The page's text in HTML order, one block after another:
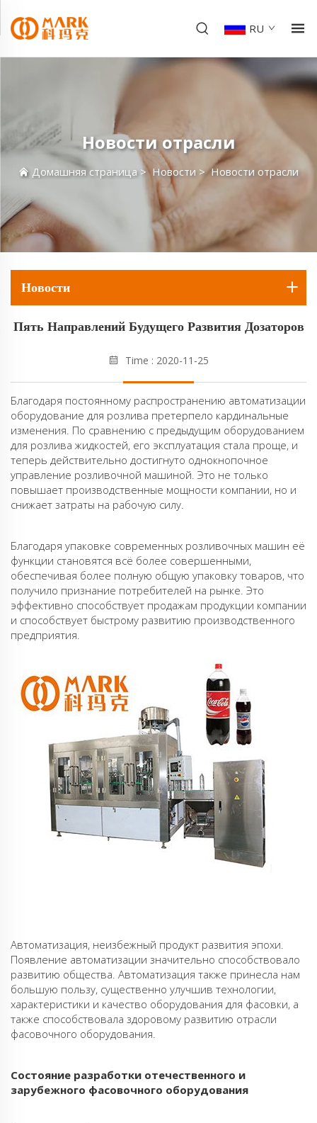
RU
Новости отрасли
Домашняя страница> Новости>Новости отрасли
Новости
Пять Направлений Будущего Развития Дозаторов
Time : 2020-11-25
Благодаря постоянному распространению автоматизации
оборудование для розлива претерпело кардинальные
изменения. По сравнению с предыдущим оборудованием
для розлива жидкостей, его эксплуатация стала проще, и
теперь действительно достигнуто однокнопочное
управление розливочной машиной. Это не только
повышает производственные мощности компании, но и
снижает затраты на рабочую силу.
Благодаря упаковке современных розливочных машин её
функции становятся всё более совершенными,
обеспечивая более полную общую упаковку товаров, что
получило признание потребителей на рынке. Это
эффективно способствует продажам продукции компании
и способствует быстрому развитию производственного
предприятия.
Автоматизация, неизбежный продукт развития эпохи.
Появление автоматизации значительно способствовало
развитию общества. Автоматизация также принесла нам
большую пользу, существенно улучшив технологии,
характеристики и качество оборудования для фасовки, а
также способствовала здоровому развитию отрасли
фасовочного оборудования.
Состояние разработки отечественного и
зарубежного фасовочного оборудования